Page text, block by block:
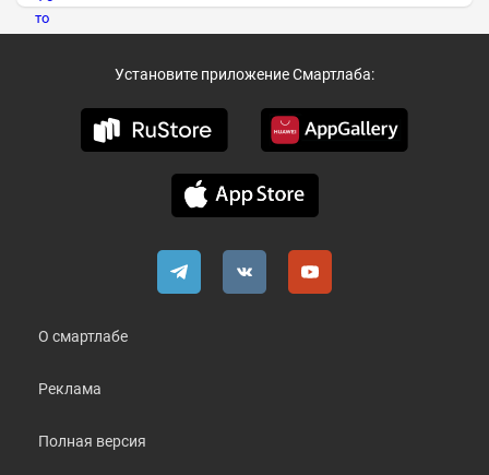
Установите приложение Смартлаба:
О смартлабе
Реклама
Полная версия